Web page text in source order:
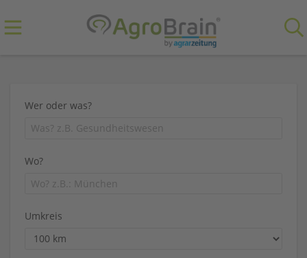
Wer oder was?
Wo?
Umkreis